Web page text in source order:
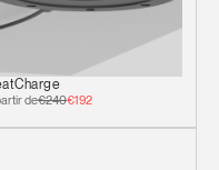
de€240€192